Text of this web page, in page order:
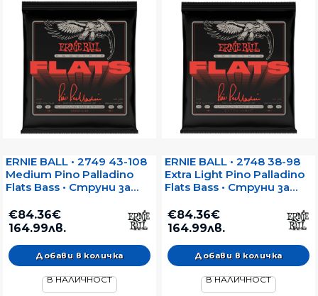
ERNIE BALL • 2749 43-108
Medium Pino Palladino
Flats Bass • Струни за
€84.36€
164.99лв.
В НАЛИЧНОСТ
ERNIE BALL • 2748 38-98
Extra Light Pino Palladino
Flats Bass • Струни за
€84.36€
164.99лв.
В НАЛИЧНОСТ